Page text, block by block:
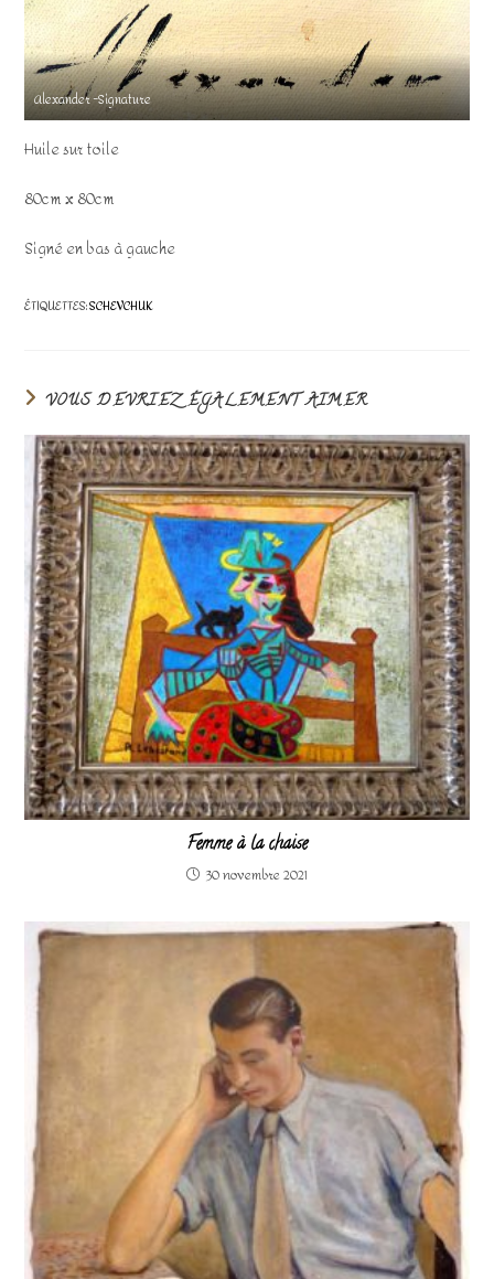
Alexander -Signature
Huile sur toile
80cm x 80cm
Signé en bas à gauche
ÉTIQUETTES:SCHEVCHUK
VOUS DEVRIEZ ÉGALEMENT AIMER
Femme à la chaise
30 novembre 2021